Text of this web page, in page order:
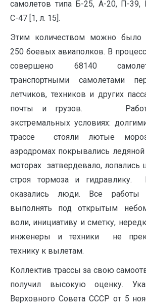
самолетов типа Б-25, А-20, П-
С-47 [1, л. 15].
Этим ко­личеством можно было
250 боевых авиаполков. В
совершено 68140
транспортными самолетами
летчиков, техников и других
почты и грузов.
экстремальных условиях:
трассе стояли лютые
аэродромах покрывались
моторах затвердевало, лопались
строя тормоза и гидравлику.
оказались люди. Все работы
выполнять под открытым
воли, инициативу и сметку,
инженеры и техники не
технику к вылетам.
Коллектив трассы за свою
получил высо­кую оценку.
Верховного Совета СССР от 5